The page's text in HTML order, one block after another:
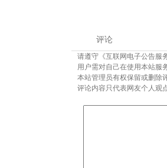
评论
请遵守《互联网电子公告服
用户需对自己在使用本站服
本站管理员有权保留或删除
评论内容只代表网友个人观